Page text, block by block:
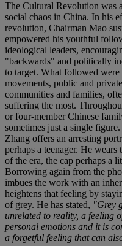
The Cultural Revolution was
social chaos in China. In his
revolution, Chairman Mao
empowered his youthful
ideological leaders,
"backwards" and politically
to target. What followed
movements, public and
communities and families,
suffering the most.
or four-member Chinese
sometimes just a single
Zhang offers an arresting
perhaps a teenager. He
of the era, the cap perhaps a
Borrowing again from the
imbues the work with an
heightens that feeling by
of grey. He has stated, "Grey
unrelated to reality, a feeling
personal emotions and it is
a forgetful feeling that can